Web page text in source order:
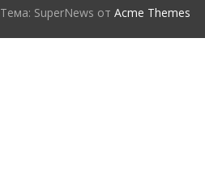
Тема: SuperNews отAcme Themes